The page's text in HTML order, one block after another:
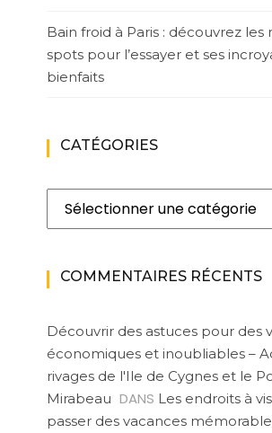
Bain froid à Paris : découvrez les
spots pour l’essayer et ses
bienfaits
CATÉGORIES
Catégories
COMMENTAIRES RÉCENTS
Découvrir des astuces pour des
économiques et inoubliables –
rivages de l'Ile de Cygnes et le
Mirabeau DANS Les endroits à
passer des vacances